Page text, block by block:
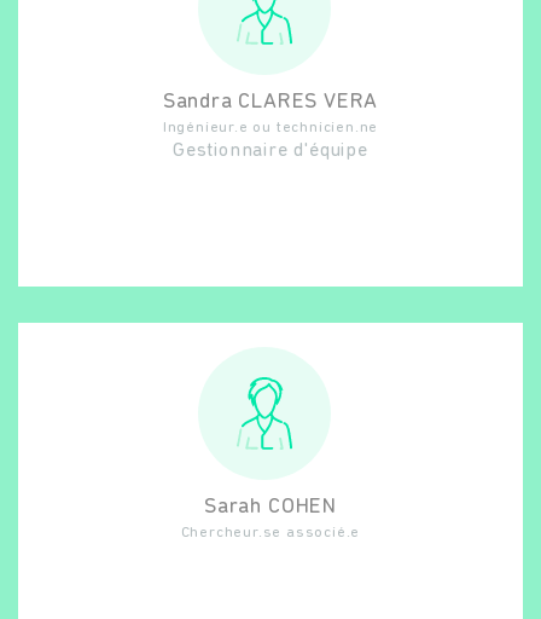
Sandra CLARES VERA
Ingénieur.e ou technicien.ne
Gestionnaire d'équipe
Sarah COHEN
Chercheur.se associé.e